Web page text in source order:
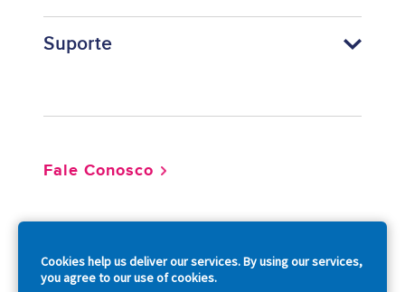
Cookies help us deliver our services. By using our services,
you agree to our use of cookies.
Suporte
Fale Conosco